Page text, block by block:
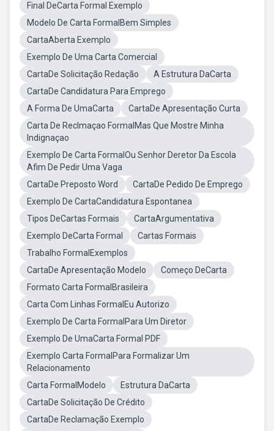
Final DeCarta Formal Exemplo
Modelo De Carta FormalBem Simples
CartaAberta Exemplo
Exemplo De Uma Carta Comercial
CartaDe Solicitação Redação
A Estrutura DaCarta
CartaDe Candidatura Para Emprego
A Forma De UmaCarta
CartaDe Apresentação Curta
Carta De Reclmaçao FormalMas Que Mostre Minha
Indignaçao
Exemplo De Carta FormalOu Senhor Deretor Da Escola
Afim De Pedir Uma Vaga
CartaDe Preposto Word
CartaDe Pedido De Emprego
Exemplo De CartaCandidatura Espontanea
Tipos DeCartas Formais
CartaArgumentativa
Exemplo DeCarta Formal
Cartas Formais
Trabalho FormalExemplos
CartaDe Apresentação Modelo
Começo DeCarta
Formato Carta FormalBrasileira
Carta Com Linhas FormalEu Autorizo
Exemplo De Carta FormalPara Um Diretor
Exemplo De UmaCarta Formal PDF
Exemplo Carta FormalPara Formalizar Um
Relacionamento
Carta FormalModelo
Estrutura DaCarta
CartaDe Solicitação De Crédito
CartaDe Reclamação Exemplo